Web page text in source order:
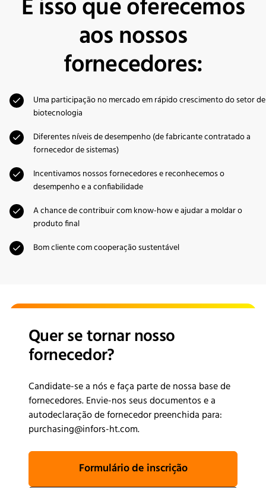
É isso que oferecemos
aos nossos
fornecedores:
Uma participação no mercado em rápido crescimento do setor de
biotecnologia
Diferentes níveis de desempenho (de fabricante contratado a
fornecedor de sistemas)
Incentivamos nossos fornecedores e reconhecemos o
desempenho e a confiabilidade
A chance de contribuir com know-how e ajudar a moldar o
produto final
Bom cliente com cooperação sustentável
Quer se tornar nosso
fornecedor?
Candidate-se a nós e faça parte de nossa base de
fornecedores. Envie-nos seus documentos e a
autodeclaração de fornecedor preenchida para:
purchasing@infors-ht.com.
Formulário de inscrição